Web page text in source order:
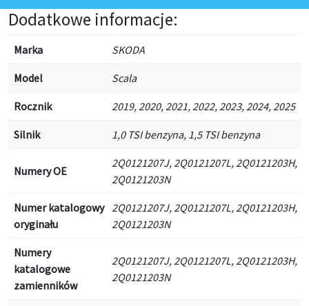
Dodatkowe informacje:
Marka SKODA
Model Scala
Rocznik 2019, 2020, 2021, 2022, 2023, 2024, 2025
Silnik 1,0 TSI benzyna, 1,5 TSI benzyna
Numery OE
2Q0121207J, 2Q0121207L, 2Q0121203H,
2Q0121203N
Numer katalogowy
oryginału
2Q0121207J, 2Q0121207L, 2Q0121203H,
2Q0121203N
Numery
katalogowe
zamienników
2Q0121207J, 2Q0121207L, 2Q0121203H,
2Q0121203N